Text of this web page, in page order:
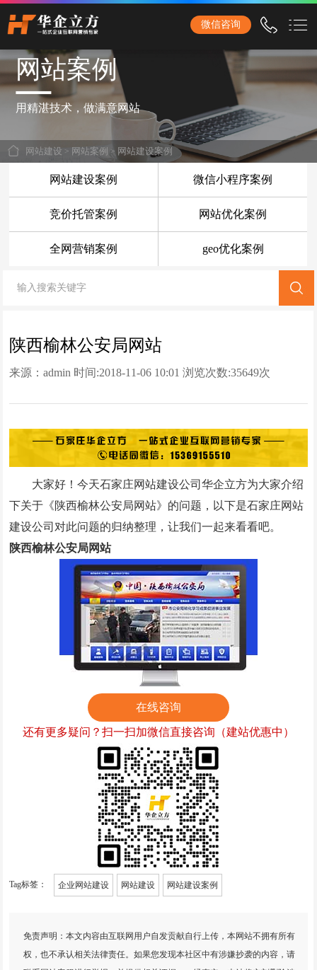
建设、品牌网站建设、响应式网站建设、手机网站建设、网站改版、竞价托管、小程
序开发等服务！
首页
网站建设
外贸网站建设
响应式网站建设
品牌网站建设
商城网站建设
网站改版
竞价托管
全网营销
百家号代运营
爱采购代运营
知乎代运营
微信小程序案例
网站制作
竞价托管
GEO优化
微信咨询
网站案例
用精湛技术，做满意网站
网站建设 > 网站案例 > 网站建设案例
网站建设案例 微信小程序案例
竞价托管案例 网站优化案例
全网营销案例 geo优化案例
陕西榆林公安局网站
来源：admin 时间:2018-11-06 10:01 浏览次数:35649次
大家好！今天石家庄网站建设公司华企立方为大家介绍
下关于《陕西榆林公安局网站》的问题，以下是石家庄网站
建设公司对此问题的归纳整理，让我们一起来看看吧。
陕西榆林公安局网站
在线咨询
还有更多疑问？扫一扫加微信直接咨询（建站优惠中）
Tag标签： 企业网站建设 网站建设 网站建设案例
免责声明：本文内容由互联网用户自发贡献自行上传，本网站不拥有所有
权，也不承认相关法律责任。如果您发现本社区中有涉嫌抄袭的内容，请